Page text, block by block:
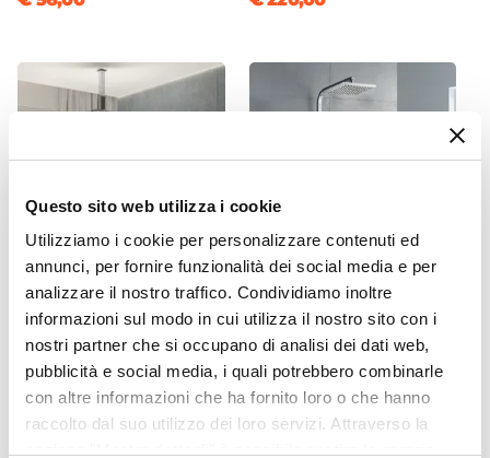
Questo sito web utilizza i cookie
Utilizziamo i cookie per personalizzare contenuti ed
annunci, per fornire funzionalità dei social media e per
analizzare il nostro traffico. Condividiamo inoltre
informazioni sul modo in cui utilizza il nostro sito con i
nostri partner che si occupano di analisi dei dati web,
pubblicità e social media, i quali potrebbero combinarle
con altre informazioni che ha fornito loro o che hanno
raccolto dal suo utilizzo dei loro servizi. Attraverso la
60 cm
Materiale Anta
Trasparente
Spessore Anta
8 mm
Materiale Profilo
Alluminio
Finitura Profilo
Cromato
CODICE:ITA-IBS2S5
Set incasso doccia con
braccio a soffitto 20 cm e
soffione 25x25 cm cromo –
Iota
CODICE:ADMT
Colonna doccia completa di
deviatore saliscendi
squadrato acciaio